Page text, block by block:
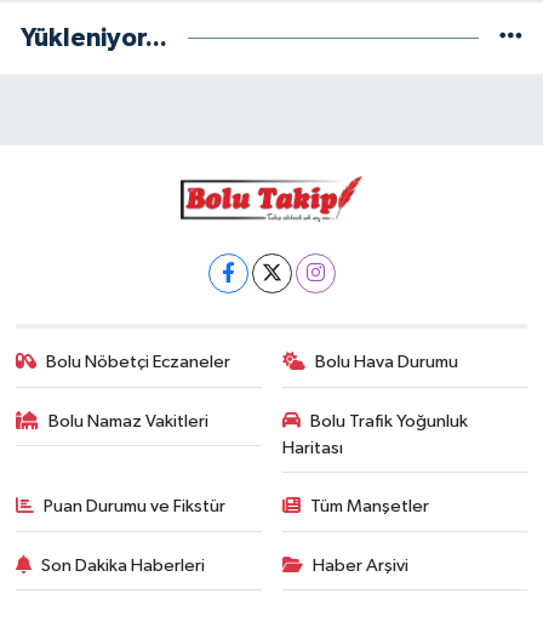
Yükleniyor...
Bolu Nöbetçi Eczaneler Bolu Hava Durumu
Bolu Namaz Vakitleri
Bolu Trafik Yoğunluk
Haritası
Puan Durumu ve Fikstür Tüm Manşetler
Son Dakika Haberleri Haber Arşivi